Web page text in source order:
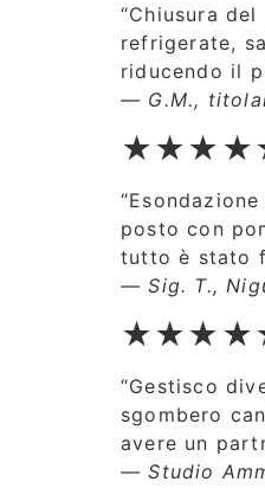
“Chiusura
refrigerate,
riducendo il
— G.M.,
★★★★★
posto con
tutto è stato
— Sig. T.,
★★★★★
“Gestisco
sgombero
avere un
— Studio